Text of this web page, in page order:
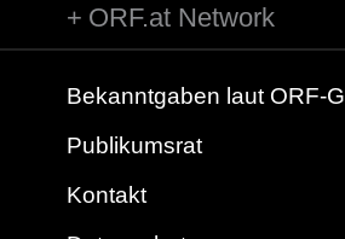
ORF.at Network
Bekanntgaben laut ORF-G
Publikumsrat
Kontakt